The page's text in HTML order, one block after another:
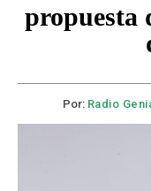
propuesta
Por: Radio